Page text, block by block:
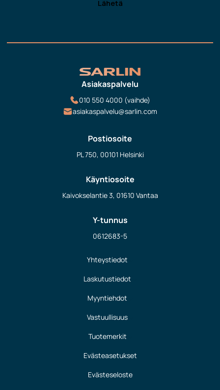
Asiakaspalvelu
010 550 4000 (vaihde)
asiakaspalvelu@sarlin.com
Postiosoite
PL 750, 00101 Helsinki
Käyntiosoite
Kaivokselantie 3, 01610 Vantaa
Y-tunnus
0612683-5
Yhteystiedot
Laskutustiedot
Myyntiehdot
Vastuullisuus
Tuotemerkit
Evästeasetukset
Evästeseloste